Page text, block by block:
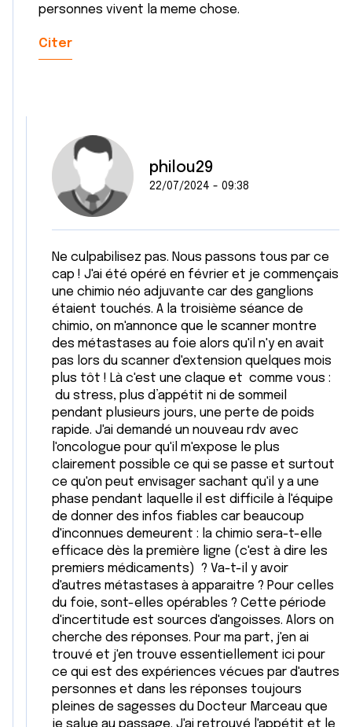
personnes vivent la meme chose.
Citer
philou29
22/07/2024 - 09:38
Ne culpabilisez pas. Nous passons tous par ce
cap ! J'ai été opéré en février et je commençais
une chimio néo adjuvante car des ganglions
étaient touchés. A la troisième séance de
chimio, on m'annonce que le scanner montre
des métastases au foie alors qu'il n'y en avait
pas lors du scanner d'extension quelques mois
plus tôt ! Là c'est une claque et comme vous :
du stress, plus d’appétit ni de sommeil
pendant plusieurs jours, une perte de poids
rapide. J'ai demandé un nouveau rdv avec
l'oncologue pour qu'il m'expose le plus
clairement possible ce qui se passe et surtout
ce qu'on peut envisager sachant qu'il y a une
phase pendant laquelle il est difficile à l'équipe
de donner des infos fiables car beaucoup
d'inconnues demeurent : la chimio sera-t-elle
efficace dès la première ligne (c'est à dire les
premiers médicaments) ? Va-t-il y avoir
d'autres métastases à apparaitre ? Pour celles
du foie, sont-elles opérables ? Cette période
d'incertitude est sources d'angoisses. Alors on
cherche des réponses. Pour ma part, j'en ai
trouvé et j'en trouve essentiellement ici pour
ce qui est des expériences vécues par d'autres
personnes et dans les réponses toujours
pleines de sagesses du Docteur Marceau que
je salue au passage. J'ai retrouvé l'appétit et le